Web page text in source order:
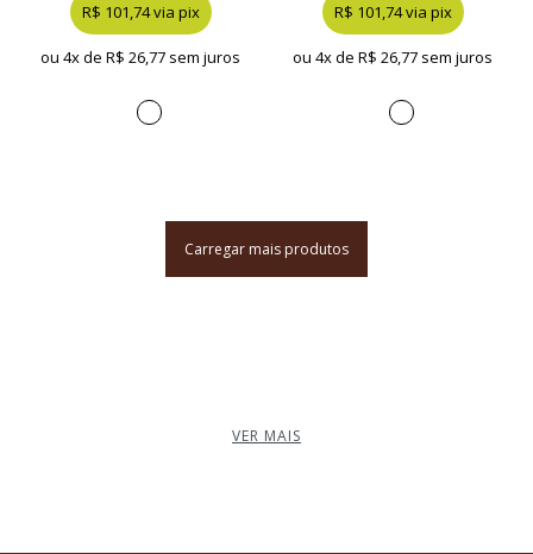
R$ 101,74 via pix
ou 4x de R$ 26,77 sem juros
R$ 101,74 via pix
ou 4x de R$ 26,77 sem juros
Carregar mais produtos
VER MAIS